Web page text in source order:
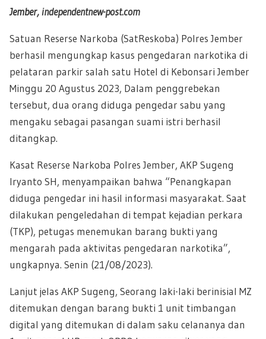
Jember,independentnew-post.com
Satuan Reserse Narkoba (SatReskoba) Polres Jember
berhasil mengungkap kasus pengedaran narkotika di
pelataran parkir salah satu Hotel di Kebonsari Jember
Minggu 20 Agustus 2023, Dalam penggrebekan
tersebut, dua orang diduga pengedar sabu yang
mengaku sebagai pasangan suami istri berhasil
ditangkap.
Kasat Reserse Narkoba Polres Jember, AKP Sugeng
Iryanto SH, menyampaikan bahwa “Penangkapan
diduga pengedar ini hasil informasi masyarakat. Saat
dilakukan pengeledahan di tempat kejadian perkara
(TKP), petugas menemukan barang bukti yang
mengarah pada aktivitas pengedaran narkotika”,
ungkapnya. Senin (21/08/2023).
Lanjut jelas AKP Sugeng, Seorang laki-laki berinisial MZ
ditemukan dengan barang bukti 1 unit timbangan
digital yang ditemukan di dalam saku celananya dan